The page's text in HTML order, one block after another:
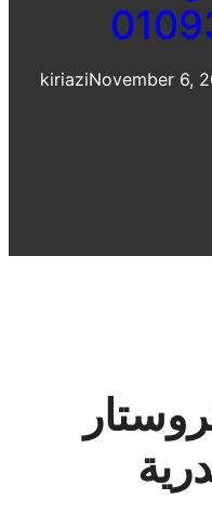
kiriaziNovember 6,